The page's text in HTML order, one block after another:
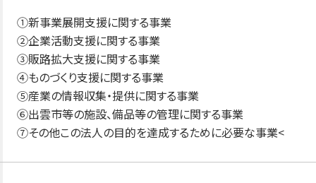
①新事業展開支援に関する事業
②企業活動支援に関する事業
③販路拡大支援に関する事業
④ものづくり支援に関する事業
⑤産業の情報収集・提供に関する事業
⑥出雲市等の施設、備品等の管理に関する事業
⑦その他この法人の目的を達成するために必要な事業<